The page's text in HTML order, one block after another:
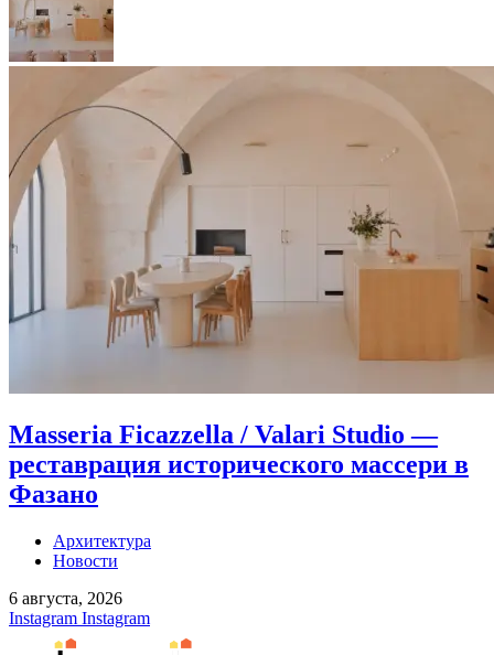
Masseria Ficazzella / Valari Studio —
реставрация исторического массери в
Фазано
Архитектура
Новости
6 августа, 2026
Instagram Instagram